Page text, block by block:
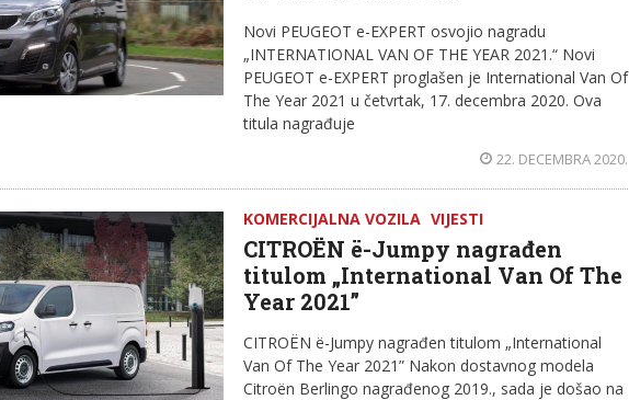
Novi PEUGEOT e-EXPERT osvojio nagradu
„INTERNATIONAL VAN OF THE YEAR 2021.“ Novi
PEUGEOT e-EXPERT proglašen je International Van Of
The Year 2021 u četvrtak, 17. decembra 2020. Ova
titula nagrađuje
22. DECEMBRA 2020.
KOMERCIJALNA VOZILA VIJESTI
CITROËN ë-Jumpy nagrađen
titulom „International Van Of The
Year 2021”
CITROËN ë-Jumpy nagrađen titulom „International
Van Of The Year 2021” Nakon dostavnog modela
Citroën Berlingo nagrađenog 2019., sada je došao na